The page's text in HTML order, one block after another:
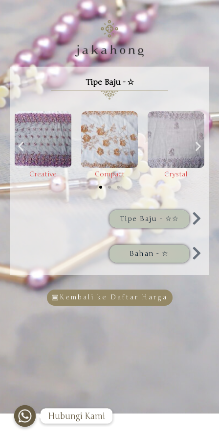
Tipe Baju - ☆
Creative Compact Crystal
Tipe Baju - ☆☆
Bahan - ☆
Kembali ke Daftar Harga
Hubungi Kami
Hubungi Kami